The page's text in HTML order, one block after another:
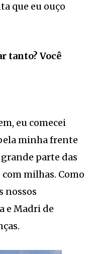
que eu ouço
tanto? Você
eu comecei
minha frente
parte das
milhas. Como
nossos
e Madri de